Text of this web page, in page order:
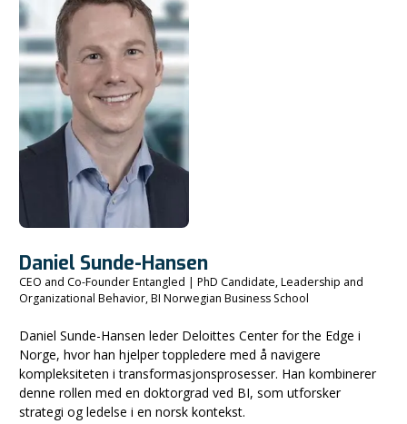
Daniel Sunde-Hansen
CEO and Co-Founder Entangled | PhD Candidate, Leadership and
Organizational Behavior, BI Norwegian Business School
Daniel Sunde-Hansen leder Deloittes Center for the Edge i
Norge, hvor han hjelper toppledere med å navigere
kompleksiteten i transformasjonsprosesser. Han kombinerer
denne rollen med en doktorgrad ved BI, som utforsker
strategi og ledelse i en norsk kontekst.